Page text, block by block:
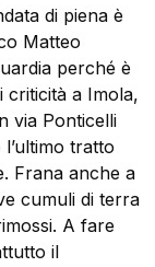
di piena è
Matteo
perché è
criticità a Imola,
via Ponticelli
tratto
Frana anche a
cumuli di terra
A fare
il